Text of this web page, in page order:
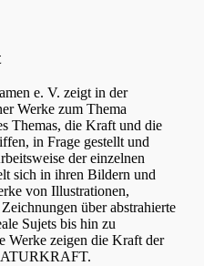
e. V. zeigt in der
Werke zum Thema
Themas, die Kraft und die
in Frage gestellt und
der einzelnen
sich in ihren Bildern und
von Illustrationen,
über abstrahierte
Sujets bis hin zu
Werke zeigen die Kraft der